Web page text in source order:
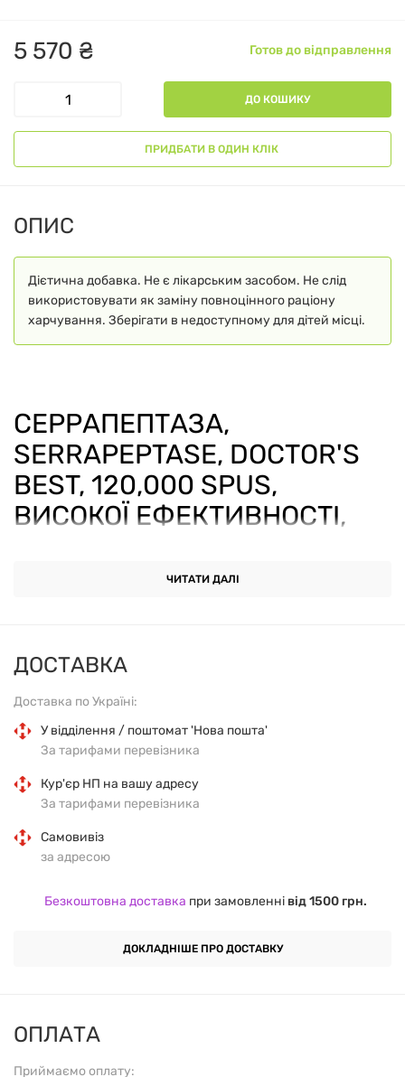
5 570 ₴ Готов до відправлення
ДО КОШИКУ
ПРИДБАТИ В ОДИН КЛІК
ДОСТАВКА
Доставка по Україні:
У відділення / поштомат 'Нова пошта'
За тарифами перевізника
Кур'єр НП на вашу адресу
За тарифами перевізника
Самовивіз
за адресою
Безкоштовна доставка при замовленні від 1500 грн.
ДОКЛАДНІШЕ ПРО ДОСТАВКУ
ОПЛАТА
Приймаємо оплату:
ОПИС
Дієтична добавка. Не є лікарським засобом. Не слід
використовувати як заміну повноцінного раціону
харчування. Зберігати в недоступному для дітей місці.
СЕРРАПЕПТАЗА,
SERRAPEPTASE, DOCTOR'S
BEST, 120,000 SPUS,
ВИСОКОЇ ЕФЕКТИВНОСТІ,
протеолітичний фермент допомагає розщеплювати
білки за межами організму, полегшує симптоми
запалення та сприяє відновленню тканин.
Серрапептаза часто використовується для
організму.
КЛЮЧОВІ ПЕРЕВАГИ:
Зменшення запалення:Серрапептаза сприяє
пошкоджених тканин, полегшуючи біль і
Підтримка дихальної системи:
ЧИТАТИ ДАЛІ